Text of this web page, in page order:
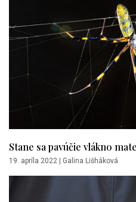
Stane sa pavúčie vlákno
19. apríla 2022 Galina Lišháková